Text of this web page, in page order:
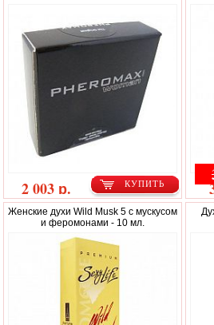
КУПИТЬ
2 003 р.
Женские духи Wild Musk 5 с мускусом
и феромонами - 10 мл.